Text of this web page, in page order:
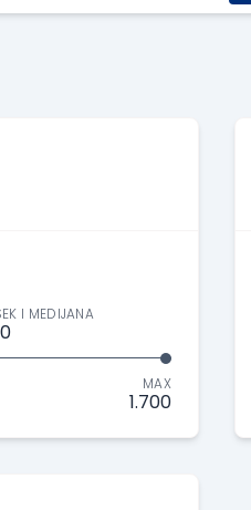
I MEDIJANA
MAX
1.700